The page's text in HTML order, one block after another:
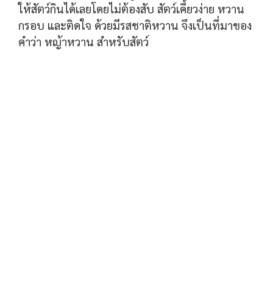
ให้สัตว์กินได้เลยโดยไม่ต้องสับ สัตว์เคี้ยวง่าย หวาน
กรอบ และติดใจ ด้วยมีรสชาติหวาน จึงเป็นที่มาของ
คำว่า หญ้าหวาน สำหรับสัตว์